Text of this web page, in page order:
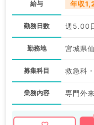
給与 年収
勤務日数 週5.00
勤務地 宮城県
募集科目 救急科
業務内容 専門外